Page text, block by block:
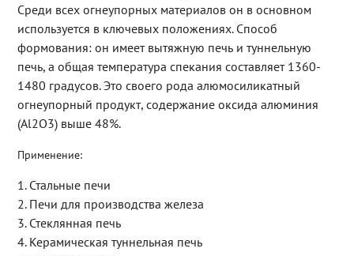
Среди всех огнеупорных материалов он в основном
используется в ключевых положениях. Способ
формования: он имеет вытяжную печь и туннельную
печь, а общая температура спекания составляет 1360-
1480 градусов. Это своего рода алюмосиликатный
огнеупорный продукт, содержание оксида алюминия
(Al2O3) выше 48%.
Применение:
1. Стальные печи
2. Печи для производства железа
3. Стеклянная печь
4. Керамическая туннельная печь